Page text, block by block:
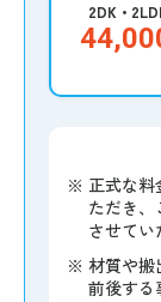
2DK・
※ 正式な
ただき、
させてい
※ 材質や搬
前後する